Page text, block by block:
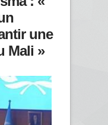
une
Mali »